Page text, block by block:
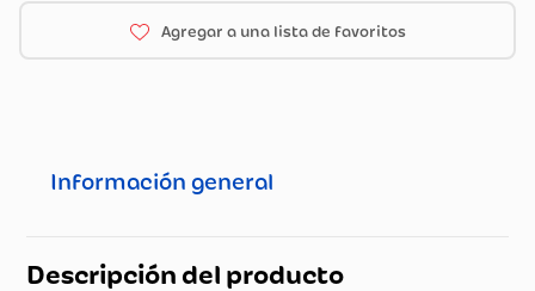
Información general
Descripción del producto